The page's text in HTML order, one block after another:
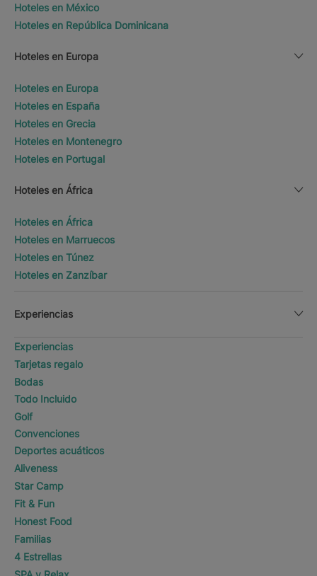
Hoteles en México
Hoteles en República Dominicana
Hoteles en Europa
Hoteles en Europa
Hoteles en España
Hoteles en Grecia
Hoteles en Montenegro
Hoteles en Portugal
Hoteles en África
Hoteles en África
Hoteles en Marruecos
Hoteles en Túnez
Hoteles en Zanzíbar
Experiencias
Experiencias
Tarjetas regalo
Bodas
Todo Incluido
Golf
Convenciones
Deportes acuáticos
Aliveness
Star Camp
Fit & Fun
Honest Food
Familias
4 Estrellas